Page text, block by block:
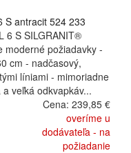
S antracit 524 233
6 S SILGRANIT®
moderné požiadavky -
cm - nadčasový,
líniami - mimoriadne
veľká odkvapkáv...
Cena: 239,85 €
overíme u
dodávateľa - na
požiadanie